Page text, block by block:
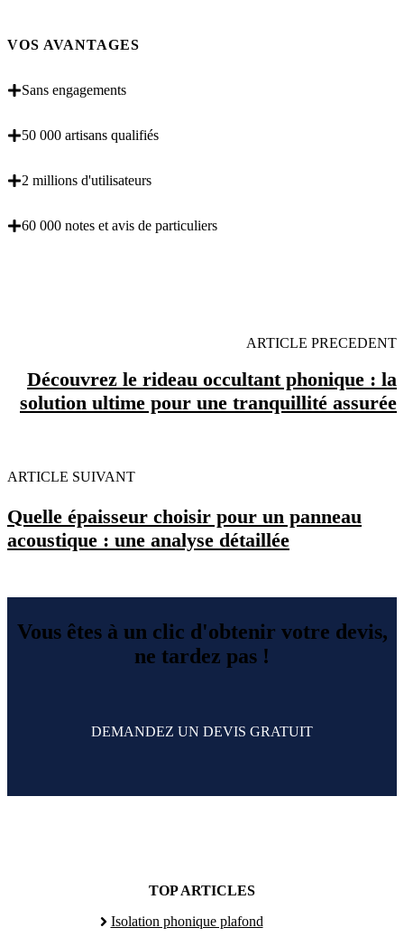
VOS AVANTAGES
Sans engagements
50 000 artisans qualifiés
2 millions d'utilisateurs
60 000 notes et avis de particuliers
ARTICLE PRECEDENT
Découvrez le rideau occultant phonique : la
solution ultime pour une tranquillité assurée
ARTICLE SUIVANT
Quelle épaisseur choisir pour un panneau
acoustique : une analyse détaillée
Vous êtes à un clic d'obtenir votre devis,
ne tardez pas !
DEMANDEZ UN DEVIS GRATUIT
TOP ARTICLES
Isolation phonique plafond